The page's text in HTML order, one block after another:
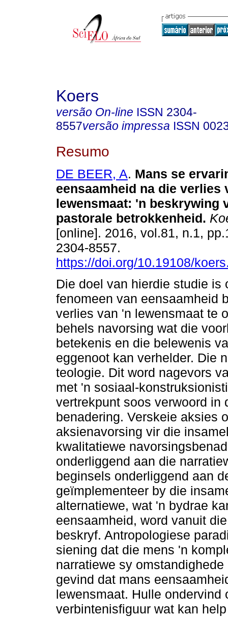
Koers
versão On-line ISSN 2304-
8557versão impressa ISSN
Resumo
DE BEER, A. Mans se
eensaamheid na die verlies
lewensmaat: 'n beskrywing
pastorale betrokkenheid.
[online]. 2016, vol.81, n.1,
2304-8557.
https://doi.org/10.19108/
Die doel van hierdie studie is
fenomeen van eensaamheid
verlies van 'n lewensmaat te
behels navorsing wat die
betekenis en die belewenis
eggenoot kan verhelder. Die
teologie. Dit word nagevors
met 'n sosiaal-
vertrekpunt soos verwoord in
benadering. Verskeie aksies
aksienavorsing vir die
kwalitatiewe
onderliggend aan die
beginsels onderliggend aan
geïmplementeer by die
alternatiewe, wat 'n bydrae
eensaamheid, word vanuit
beskryf. Antropologiese
siening dat die mens 'n
narratiewe sy
gevind dat mans
lewensmaat. Hulle ondervind
verbintenisfiguur wat kan